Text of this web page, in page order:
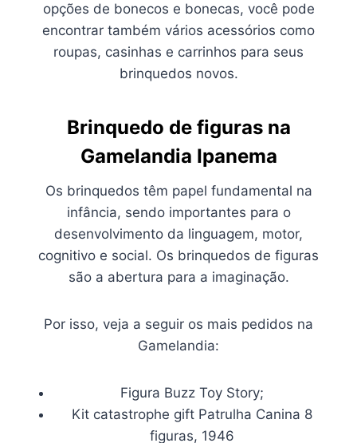
opções de bonecos e bonecas, você pode
encontrar também vários acessórios como
roupas, casinhas e carrinhos para seus
brinquedos novos.
Brinquedo de figuras na
Gamelandia Ipanema
Os brinquedos têm papel fundamental na
infância, sendo importantes para o
desenvolvimento da linguagem, motor,
cognitivo e social. Os brinquedos de figuras
são a abertura para a imaginação.
Por isso, veja a seguir os mais pedidos na
Gamelandia:
Figura Buzz Toy Story;
Kit catastrophe gift Patrulha Canina 8
figuras, 1946